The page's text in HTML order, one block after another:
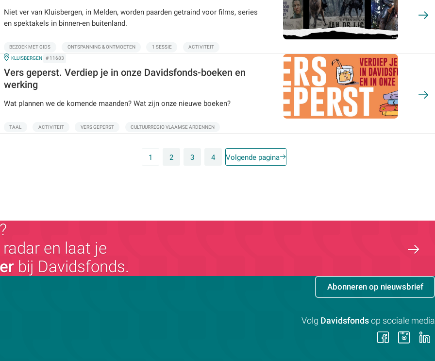
Niet ver van Kluisbergen, in Melden, worden paarden getraind voor films, series
en spektakels in binnen-en buitenland.
BEZOEK MET GIDS ONTSPANNING & ONTMOETEN 1 SESSIE ACTIVITEIT
IN
KLUISBERGEN # 11683
Vers geperst. Verdiep je in onze Davidsfonds-boeken en
werking
Wat plannen we de komende maanden? Wat zijn onze nieuwe boeken?
TAAL ACTIVITEIT VERS GEPERST CULTUURREGIO VLAAMSE ARDENNEN
1 2 3 4 Volgende pagina
en laat je
bij Davidsfonds.
Abonneren op nieuwsbrief
Volg Davidsfonds op sociale media
Volg